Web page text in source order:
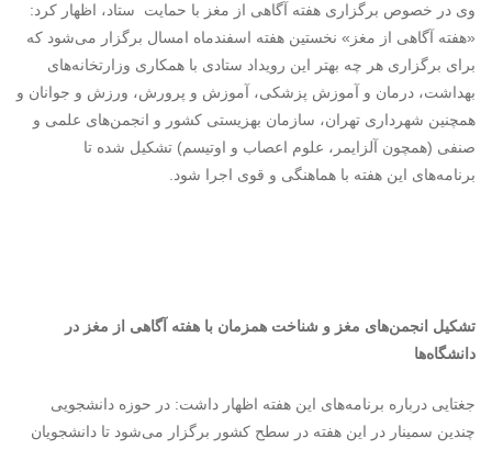
وی در خصوص برگزاری هفته آگاهی از مغز با حمایت ستاد، اظهار کرد:
«هفته آگاهی از مغز» نخستین هفته اسفندماه امسال برگزار می‌شود که
برای برگزاری هر چه بهتر این رویداد ستادی با همکاری وزارتخانه‌های
بهداشت، درمان و آموزش پزشکی، آموزش و پرورش، ورزش و جوانان و
همچنین شهرداری تهران، سازمان بهزیستی کشور و انجمن‌های علمی و
صنفی (همچون آلزایمر، علوم اعصاب و اوتیسم) تشکیل شده تا
برنامه‌های این هفته با هماهنگی و قوی اجرا شود.
تشکیل انجمن‌های مغز و شناخت همزمان با هفته آگاهی از مغز در
دانشگاه‌ها
جغتایی درباره برنامه‌های این هفته اظهار داشت: در حوزه دانشجویی
چندین سمینار در این هفته در سطح کشور برگزار می‌شود تا دانشجویان